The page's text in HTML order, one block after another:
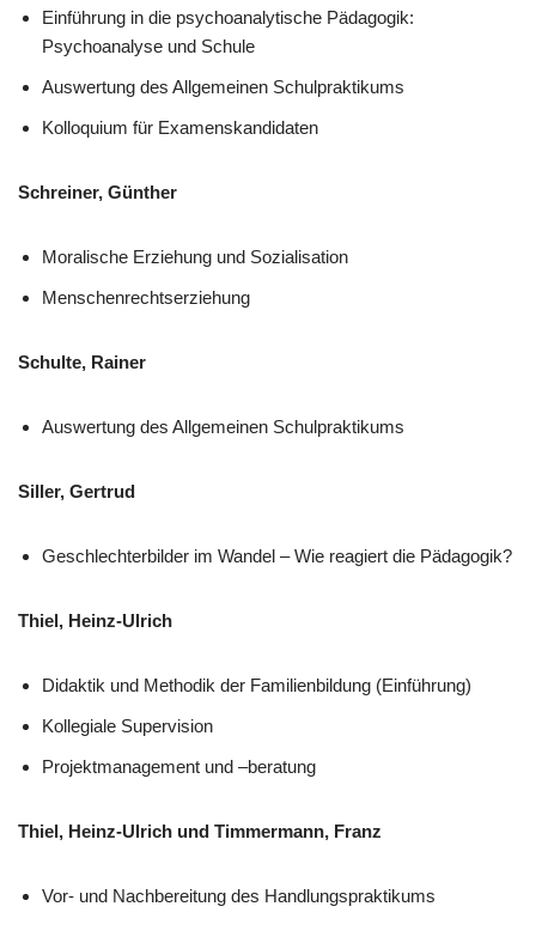
Einführung in die psychoanalytische Pädagogik:
Psychoanalyse und Schule
Auswertung des Allgemeinen Schulpraktikums
Kolloquium für Examenskandidaten
Schreiner, Günther
Moralische Erziehung und Sozialisation
Menschenrechtserziehung
Schulte, Rainer
Auswertung des Allgemeinen Schulpraktikums
Siller, Gertrud
Geschlechterbilder im Wandel – Wie reagiert die Pädagogik?
Thiel, Heinz-Ulrich
Didaktik und Methodik der Familienbildung (Einführung)
Kollegiale Supervision
Projektmanagement und –beratung
Thiel, Heinz-Ulrich und Timmermann, Franz
Vor- und Nachbereitung des Handlungspraktikums